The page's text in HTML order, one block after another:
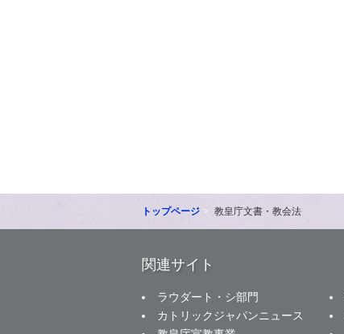
トップページ 教皇庁文書・教会法
関連サイト
ラウダート・シ部門
カトリックジャパンニュース